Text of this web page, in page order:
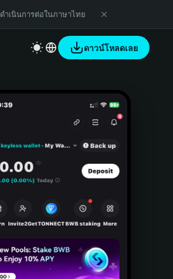
ดำเนินการต่อในภาษาไทย
ดาวน์โหลดเลย